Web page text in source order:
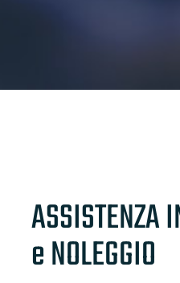
ASSISTENZA
e NOLEGGIO